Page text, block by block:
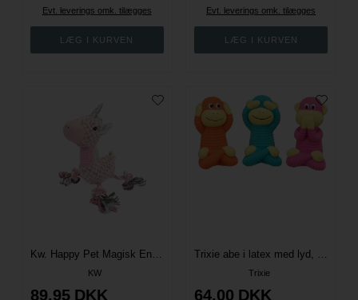
Evt. leverings omk. tilægges Evt. leverings omk. tilægges
KW
89,95 DKK
Trixie
64,00 DKK